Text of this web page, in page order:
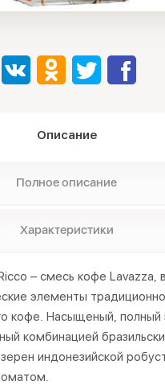
Описание
Полное описание
Характеристики
– смесь кофе Lavazza,
элементы
кофе. Насыщеный, полный
комбинацией
индонезийской